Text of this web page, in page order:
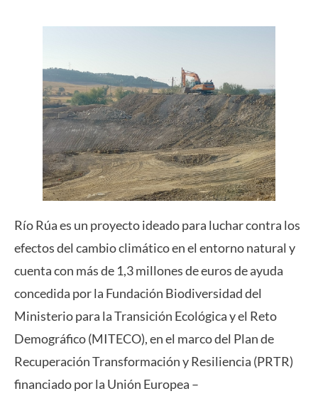
Río Rúa es un proyecto ideado para luchar contra los
efectos del cambio climático en el entorno natural y
cuenta con más de 1,3 millones de euros de ayuda
concedida por la Fundación Biodiversidad del
Ministerio para la Transición Ecológica y el Reto
Demográfico (MITECO), en el marco del Plan de
Recuperación Transformación y Resiliencia (PRTR)
financiado por la Unión Europea –